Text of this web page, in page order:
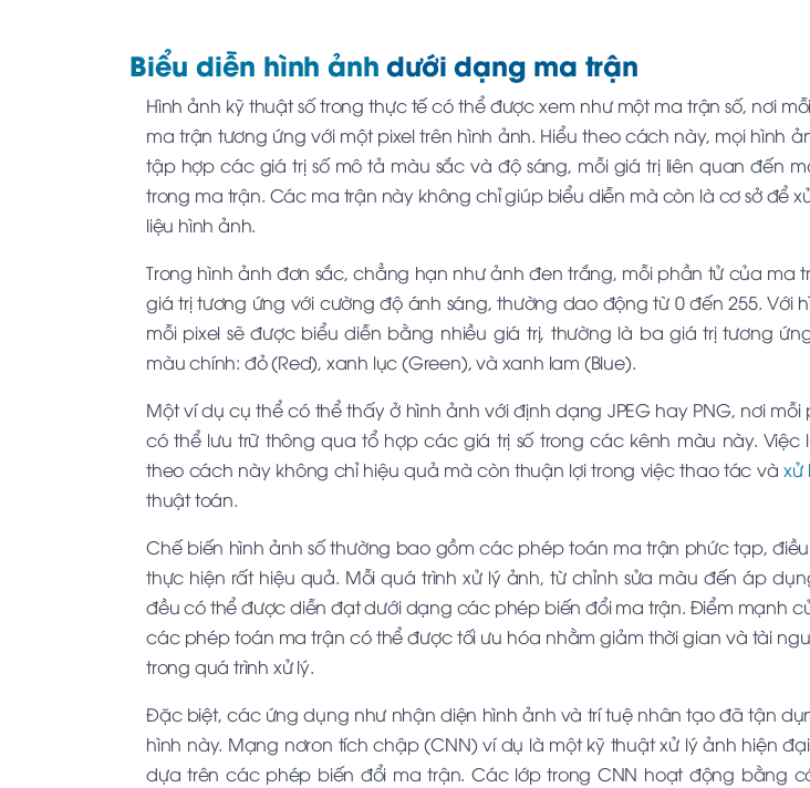
Biểu diễn hình ảnh dưới dạng ma trận
Hình ảnh kỹ thuật số trong thực tế có thể được xem như một ma trận số, nơi
ma trận tương ứng với một pixel trên hình ảnh. Hiểu theo cách này, mọi hình
tập hợp các giá trị số mô tả màu sắc và độ sáng, mỗi giá trị liên quan đến
trong ma trận. Các ma trận này không chỉ giúp biểu diễn mà còn là cơ sở để
liệu hình ảnh.
Trong hình ảnh đơn sắc, chẳng hạn như ảnh đen trắng, mỗi phần tử của ma
giá trị tương ứng với cường độ ánh sáng, thường dao động từ 0 đến 255. Với
mỗi pixel sẽ được biểu diễn bằng nhiều giá trị, thường là ba giá trị tương
màu chính: đỏ (Red), xanh lục (Green), và xanh lam (Blue).
Một ví dụ cụ thể có thể thấy ở hình ảnh với định dạng JPEG hay PNG, nơi mỗi
có thể lưu trữ thông qua tổ hợp các giá trị số trong các kênh màu này. Việc
theo cách này không chỉ hiệu quả mà còn thuận lợi trong việc thao tác và xử
thuật toán.
Chế biến hình ảnh số thường bao gồm các phép toán ma trận phức tạp,
thực hiện rất hiệu quả. Mỗi quá trình xử lý ảnh, từ chỉnh sửa màu đến áp
đều có thể được diễn đạt dưới dạng các phép biến đổi ma trận. Điểm mạnh
các phép toán ma trận có thể được tối ưu hóa nhằm giảm thời gian và tài
trong quá trình xử lý.
Đặc biệt, các ứng dụng như nhận diện hình ảnh và trí tuệ nhân tạo đã tận
hình này. Mạng nơron tích chập (CNN) ví dụ là một kỹ thuật xử lý ảnh hiện
dựa trên các phép biến đổi ma trận. Các lớp trong CNN hoạt động bằng